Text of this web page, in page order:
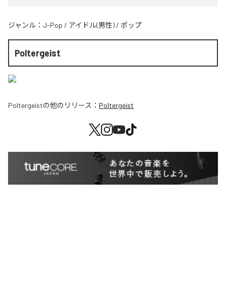
ジャンル： J-Pop / アイドル(男性) / ポップ
Poltergeist
Poltergeistの他のリリース： Poltergeist